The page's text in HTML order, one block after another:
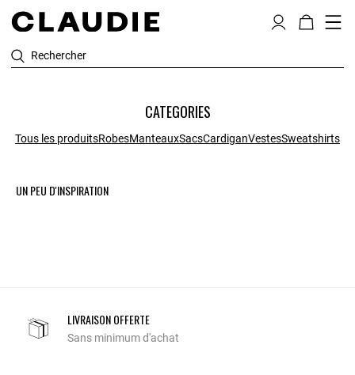
Rechercher
CATEGORIES
Tous les produitsRobesManteauxSacsCardiganVestesSweatshirts
UN PEU D'INSPIRATION
LIVRAISON OFFERTE
Sans minimum d'achat